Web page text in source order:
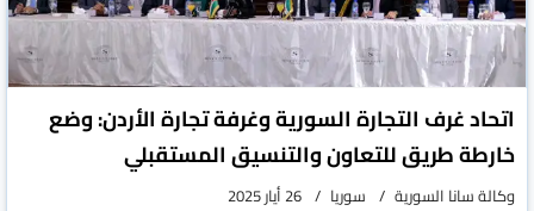
اتحاد غرف التجارة السورية وغرفة تجارة الأردن: وضع
خارطة طريق للتعاون والتنسيق المستقبلي
وكالة سانا السورية سوريا 26 أيار 2025